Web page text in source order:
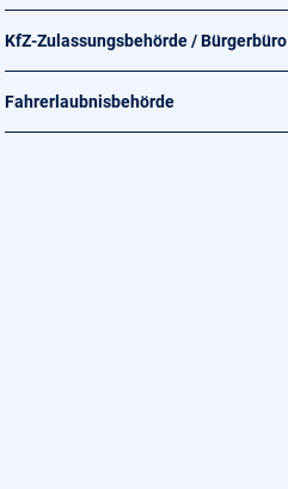
KfZ-Zulassungsbehörde / Bürgerbüro
Fahrerlaubnisbehörde